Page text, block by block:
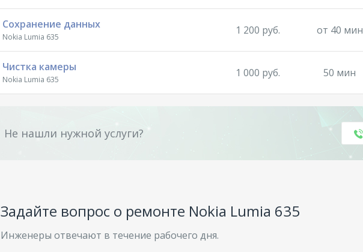
Сохранение данных
Nokia Lumia 635
1 200 руб. от 40 мин
Чистка камеры
Nokia Lumia 635
1 000 руб. 50 мин
Не нашли нужной услуги?
Задайте вопрос о ремонте Nokia Lumia 635
Инженеры отвечают в течение рабочего дня.